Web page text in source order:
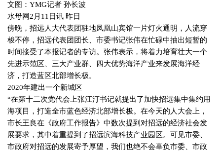
文图： YMG记者 孙长波
水母网2月 11 日讯 昨日
傍晚，招远人大代表团驻地凤凰山宾馆一片灯火通明，人流穿
梭不停，招远代表团团长、市委书记张伟在忙碌中抽出短暂的
时间接受了本报记者的专访。张伟表示，将着力培育壮大一个
先进示范区、三大产业群、四大优势海洋产业来发展海洋经
济，打造蓝区北部增长极。
2020年建出一个新城区
“在第十二次党代会上张江汀书记就提出了加快招远集中集约用
海项目，打造全市蓝色经济北部增长极。在今天的人大会上，
市长王良在《政府工作报告》中数次提到对招远的经济社会发
展要求，其中着重提到了招远滨海科技产业园区。可见市委、
市政府对招远的发展寄予厚望，我们也绝不会辜负市委、市政